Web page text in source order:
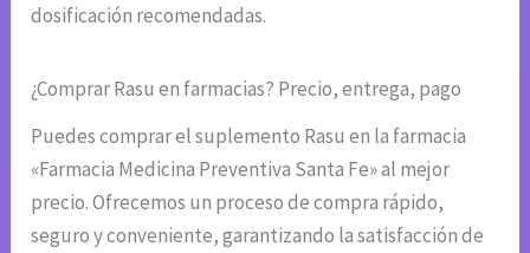
dosificación recomendadas.
¿Comprar Rasu en farmacias? Precio, entrega, pago
Puedes comprar el suplemento Rasu en la farmacia
«Farmacia Medicina Preventiva Santa Fe» al mejor
precio. Ofrecemos un proceso de compra rápido,
seguro y conveniente, garantizando la satisfacción de